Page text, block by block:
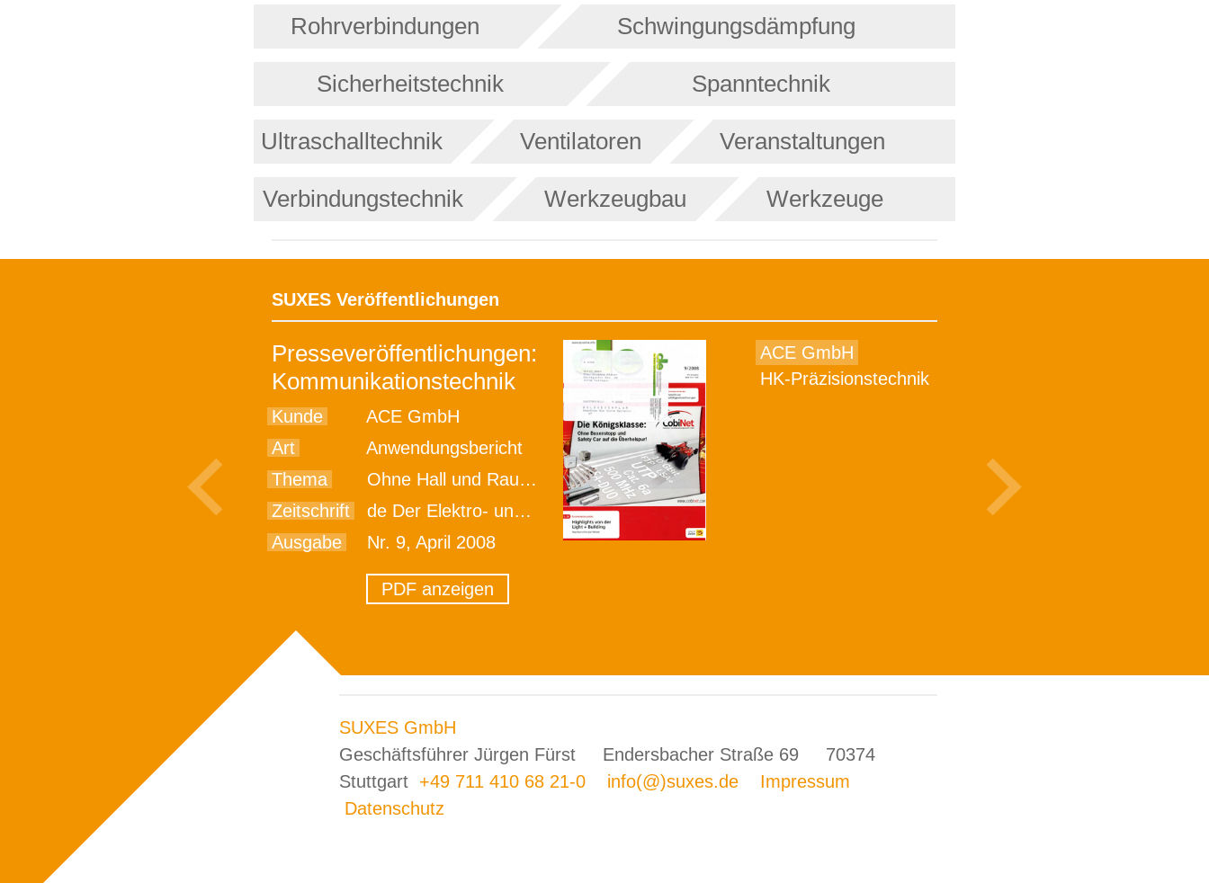
Rohrverbindungen Schwingungsdämpfung
Sicherheitstechnik Spanntechnik
Ultraschalltechnik Ventilatoren Veranstaltungen
Verbindungstechnik Werkzeugbau Werkzeuge
SUXES Veröffentlichungen
Presseveröffentlichungen:
Kommunikationstechnik
Kunde
ACE GmbH
Art
Anwendungsbericht
Thema
Ohne Hall und Rauschen
Zeitschrift
de Der Elektro- und Gebäudetechniker
Ausgabe
Nr. 9, April 2008
PDF anzeigen
ACE GmbH
HK-Präzisionstechnik
SUXES GmbH
Geschäftsführer Jürgen Fürst Endersbacher Straße 69 70374
Stuttgart +49 711 410 68 21-0 info(@)suxes.de
Impressum
Datenschutz